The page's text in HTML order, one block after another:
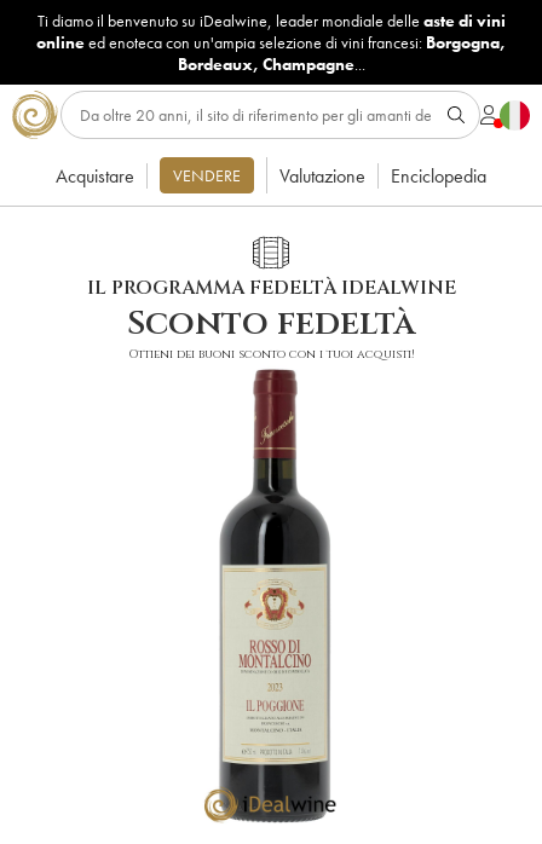
Ti diamo il benvenuto su iDealwine, leader mondiale delle aste di vini
onlineed enoteca con un'ampia selezione di vini francesi: Borgogna,
Bordeaux, Champagne...
Acquistare VENDERE Valutazione Enciclopedia
IL PROGRAMMA FEDELTÀ IDEALWINE
Sconto fedeltà
Ottieni dei buoni sconto con i tuoi acquisti!